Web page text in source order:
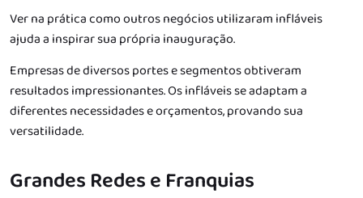
Ver na prática como outros negócios utilizaram infláveis
ajuda a inspirar sua própria inauguração.
Empresas de diversos portes e segmentos obtiveram
resultados impressionantes. Os infláveis se adaptam a
diferentes necessidades e orçamentos, provando sua
versatilidade.
Grandes Redes e Franquias